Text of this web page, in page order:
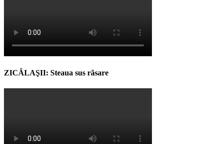
ZICĂLAŞII: Steaua sus răsare